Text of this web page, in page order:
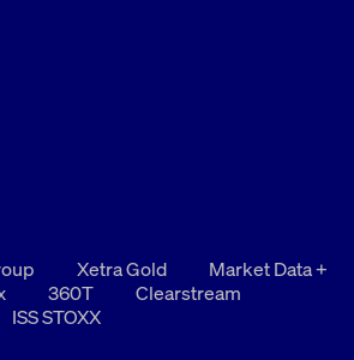
Xetra Gold
Market Data +
360T
Clearstream
ISS STOXX